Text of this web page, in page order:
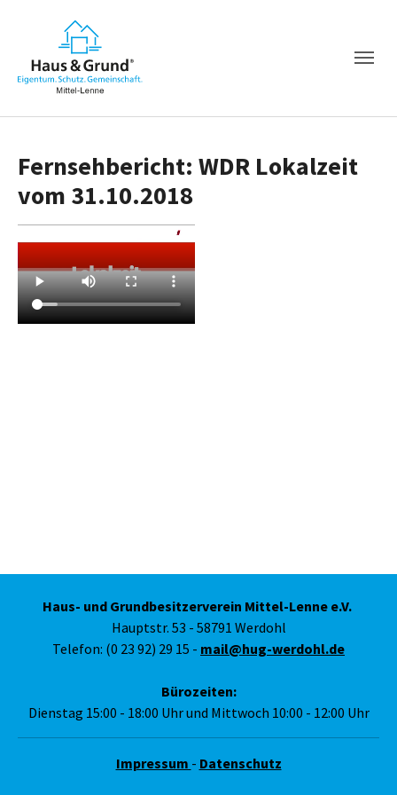
Fernsehbericht: WDR Lokalzeit
vom 31.10.2018
Haus- und Grundbesitzerverein Mittel-Lenne e.V.
Hauptstr. 53 - 58791 Werdohl
Telefon: (0 23 92) 29 15 - mail@hug-werdohl.de
Bürozeiten:
Dienstag 15:00 - 18:00 Uhr und Mittwoch 10:00 - 12:00 Uhr
Impressum - Datenschutz